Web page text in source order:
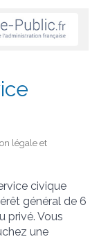
légale et
civique
général de 6
privé. Vous
une